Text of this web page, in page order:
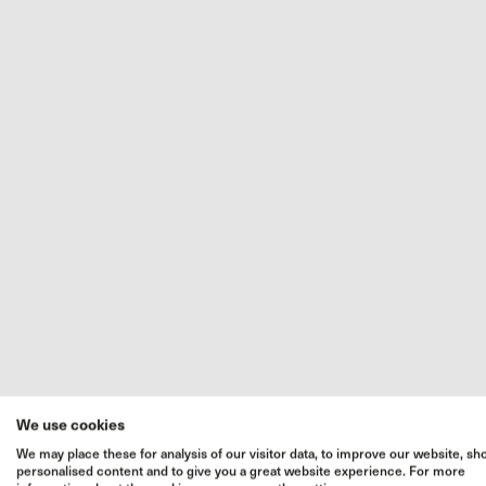
We use cookies
We may place these for analysis of our visitor data, to improve our website,
personalised content and to give you a great website experience. For more